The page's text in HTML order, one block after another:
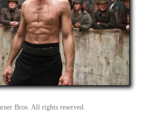
Bros. All rights reserved.